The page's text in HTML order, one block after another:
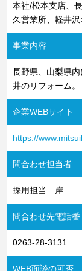
本社/松本支店、
久営業所、軽井沢
事業内容
長野県、山梨県
井のリフォーム。
企業WEBサイト
https://
問合わせ担当者
採用担当 岸
問合わせ先電話番
0263-28-3131
WEB面談の可否